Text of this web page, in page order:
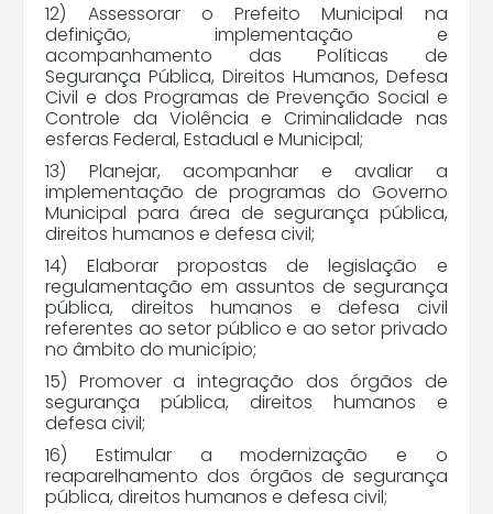
12) Assessorar o Prefeito Municipal na
definição, implementação e
acompanhamento das Políticas de
Segurança Pública, Direitos Humanos, Defesa
Civil e dos Programas de Prevenção Social e
Controle da Violência e Criminalidade nas
esferas Federal, Estadual e Municipal;
13) Planejar, acompanhar e avaliar a
implementação de programas do Governo
Municipal para área de segurança pública,
direitos humanos e defesa civil;
14) Elaborar propostas de legislação e
regulamentação em assuntos de segurança
pública, direitos humanos e defesa civil
referentes ao setor público e ao setor privado
no âmbito do município;
15) Promover a integração dos órgãos de
segurança pública, direitos humanos e
defesa civil;
16) Estimular a modernização e o
reaparelhamento dos órgãos de segurança
pública, direitos humanos e defesa civil;